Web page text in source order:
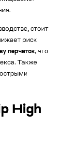
стоит
риск
перчаток, что
Также
High